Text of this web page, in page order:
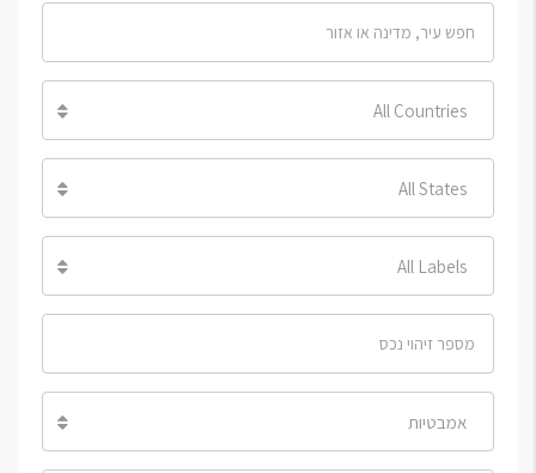
All Countries
All States
All Labels
אמבטיות